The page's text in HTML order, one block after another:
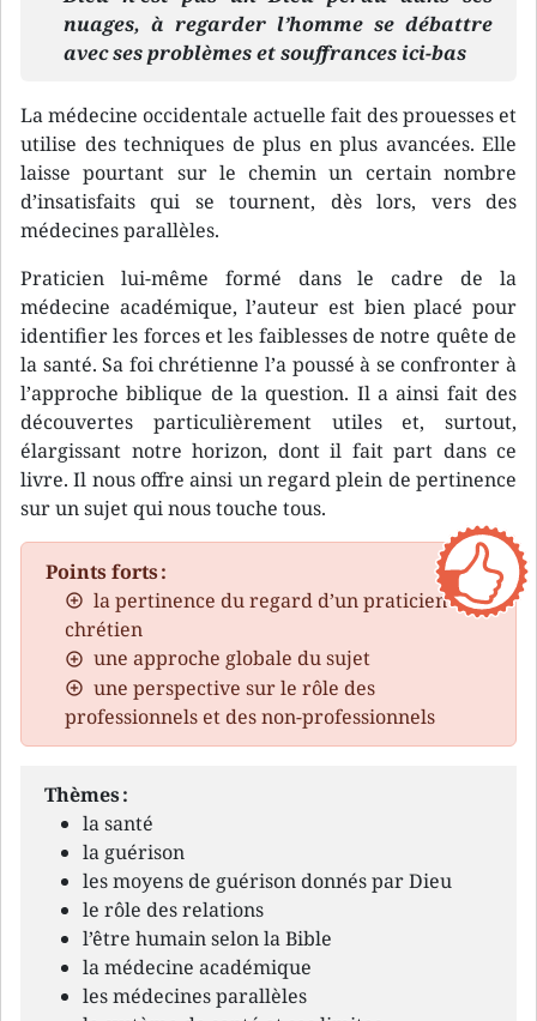
nuages, à regarder l’homme se débattre
avec ses problèmes et souffrances ici-bas
La médecine occidentale actuelle fait des prouesses et
utilise des techniques de plus en plus avancées. Elle
laisse pourtant sur le chemin un certain nombre
d’insatisfaits qui se tournent, dès lors, vers des
médecines parallèles.
Praticien lui-même formé dans le cadre de la
médecine académique, l’auteur est bien placé pour
identifier les forces et les faiblesses de notre quête de
la santé. Sa foi chrétienne l’a poussé à se confronter à
l’approche biblique de la question. Il a ainsi fait des
découvertes particulièrement utiles et, surtout,
élargissant notre horizon, dont il fait part dans ce
livre. Il nous offre ainsi un regard plein de pertinence
sur un sujet qui nous touche tous.
Points forts :
la pertinence du regard d’un praticien
chrétien
une approche globale du sujet
une perspective sur le rôle des
professionnels et des non-professionnels
Thèmes :
la santé
la guérison
les moyens de guérison donnés par Dieu
le rôle des relations
l’être humain selon la Bible
la médecine académique
les médecines parallèles